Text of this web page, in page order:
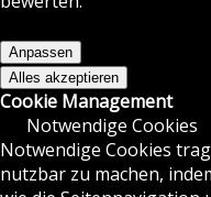
Anpassen
Alles akzeptieren
Cookie Management
Notwendige Cookies
Notwendige Cookies
nutzbar zu machen,